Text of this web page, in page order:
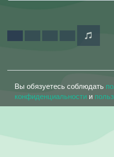
Вы обязуетесь соблюдать
конфиденциальности и